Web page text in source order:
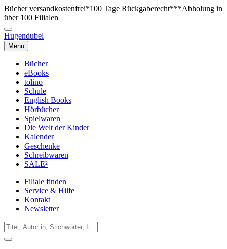
Bücher versandkostenfrei*100 Tage Rückgaberecht***Abholung in
über 100 Filialen
Hugendubel
Menu
Bücher
eBooks
tolino
Schule
English Books
Hörbücher
Spielwaren
Die Welt der Kinder
Kalender
Geschenke
Schreibwaren
SALE²
Filiale finden
Service & Hilfe
Kontakt
Newsletter